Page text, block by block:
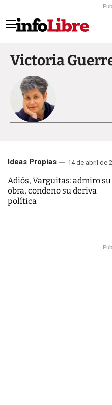
Victoria
Ideas Propias 14 de abril de
Adiós, Varguitas: admiro su
obra, condeno su deriva
política